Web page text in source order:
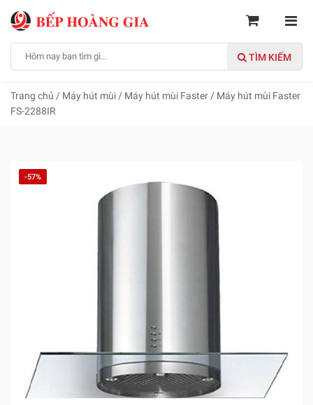
TÌM KIẾM
Trang chủ / Máy hút mùi / Máy hút mùi Faster / Máy hút mùi Faster
FS-2288IR
-57%